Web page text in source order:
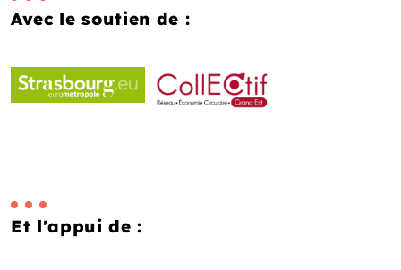
Avec le soutien de :
Et l'appui de :